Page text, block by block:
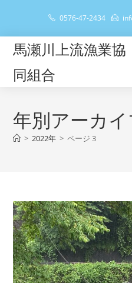
テ
0576-47-2434
馬瀬川上流漁業協
同組合
年別アーカ
> 2022年 > ページ 3